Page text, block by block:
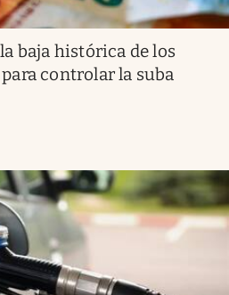
baja histórica de los
controlar la suba